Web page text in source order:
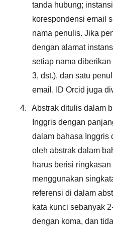
tanda hubung;
korespondensi email
nama penulis. Jika
dengan alamat
setiap nama
3, dst.), dan satu
email. ID Orcid juga
4.
Abstrak ditulis dalam
Inggris dengan
dalam bahasa Inggris
oleh abstrak dalam
harus berisi
menggunakan
referensi di dalam
kata kunci sebanyak
dengan koma, dan